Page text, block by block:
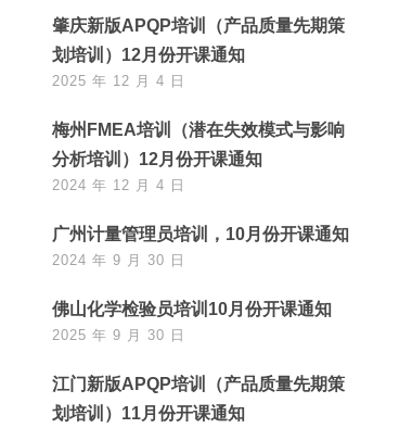
肇庆新版APQP培训（产品质量先期策
划培训）12月份开课通知
2025 年 12 月 4 日
梅州FMEA培训（潜在失效模式与影响
分析培训）12月份开课通知
2024 年 12 月 4 日
广州计量管理员培训，10月份开课通知
2024 年 9 月 30 日
佛山化学检验员培训10月份开课通知
2025 年 9 月 30 日
江门新版APQP培训（产品质量先期策
划培训）11月份开课通知